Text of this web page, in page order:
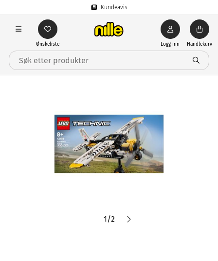
Kundeavis
Ønskeliste Logg inn Handlekurv
1/2